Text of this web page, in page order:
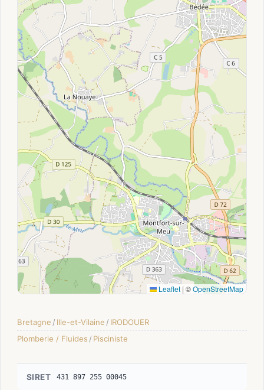
Leaflet | ©OpenStreetMap
Bretagne / Ille-et-Vilaine / IRODOUER
Plomberie / Fluides / Pisciniste
SIRET 431 897 255 00045